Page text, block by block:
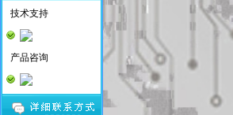
技术支持
产品咨询